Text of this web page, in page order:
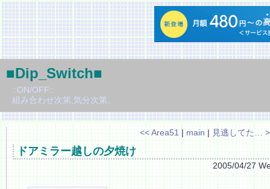
■Dip_Switch■
::ON/OFF::
組み合わせ次第,気分次第。
<< Area51 | main | 見逃してた…
ドアミラー越しの夕焼け
2005/04/27